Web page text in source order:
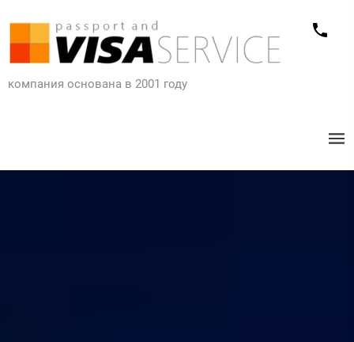
компания основана в 2001 году​